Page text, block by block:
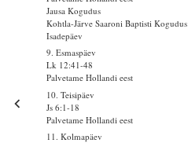
Jausa Kogudus
Kohtla-Järve Saaroni Baptisti Kogudus
Isadepäev
9. Esmaspäev
Lk 12:41-48
Palvetame Hollandi eest
10. Teisipäev
Js 6:1-18
Palvetame Hollandi eest
11. Kolmapäev